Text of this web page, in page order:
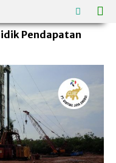
Pendapatan